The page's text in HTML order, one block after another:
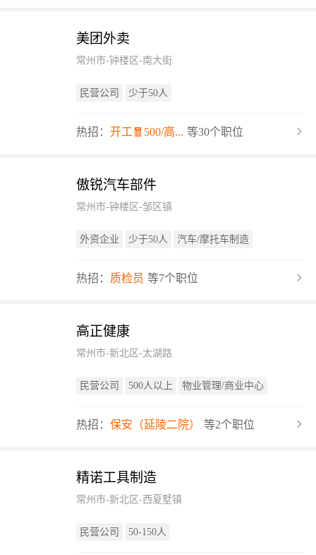
美团外卖
常州市-钟楼区-南大街
民营公司 少于50人
热招： 开工🧧500/高... 等30个职位
傲锐汽车部件
常州市-钟楼区-邹区镇
外资企业 少于50人 汽车/摩托车制造
热招： 质检员 等7个职位
高正健康
常州市-新北区-太湖路
民营公司 500人以上 物业管理/商业中心
热招： 保安（延陵二院） 等2个职位
精诺工具制造
常州市-新北区-西夏墅镇
民营公司 50-150人